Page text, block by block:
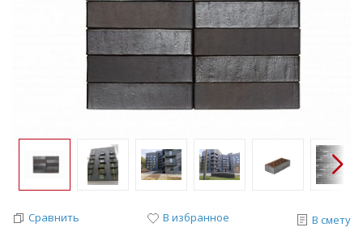
Сравнить В избранное В смету